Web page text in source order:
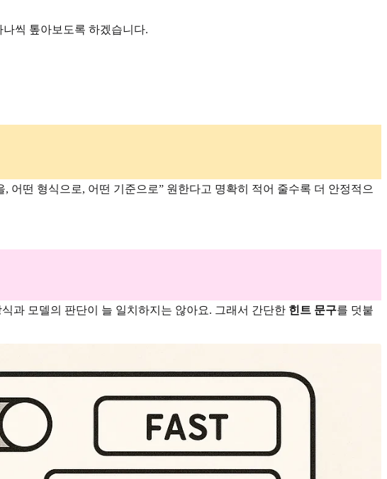
씩 톺아보도록 하겠습니다.
어떤 형식으로, 어떤 기준으로” 원한다고 명확히 적어 줄수록 더 안정적으
과 모델의 판단이 늘 일치하지는 않아요. 그래서 간단한 힌트 문구를 덧붙